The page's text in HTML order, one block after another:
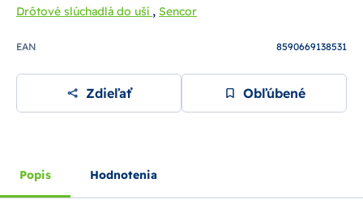
Drôtové slúchadlá do uší , Sencor
EAN 8590669138531
Zdieľať Obľúbené
Popis Hodnotenia